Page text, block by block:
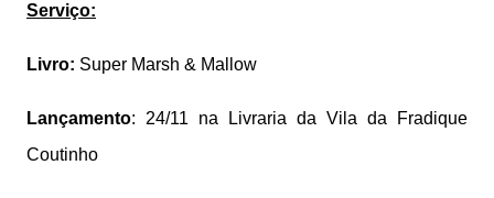
Serviço:
Livro: Super Marsh & Mallow
Lançamento: 24/11 na Livraria da Vila da Fradique
Coutinho